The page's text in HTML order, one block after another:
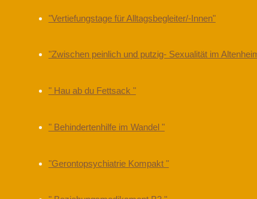
"Vertiefungstage für Alltagsbegleiter/-Innen"
"Zwischen peinlich und putzig- Sexualität im
" Hau ab du Fettsack "
" Behindertenhilfe im Wandel "
"Gerontopsychiatrie Kompakt "